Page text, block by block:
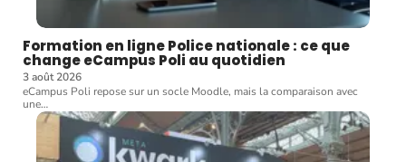
Formation en ligne Police nationale : ce que
change eCampus Poli au quotidien
3 août 2026
eCampus Poli repose sur un socle Moodle, mais la comparaison avec
une…